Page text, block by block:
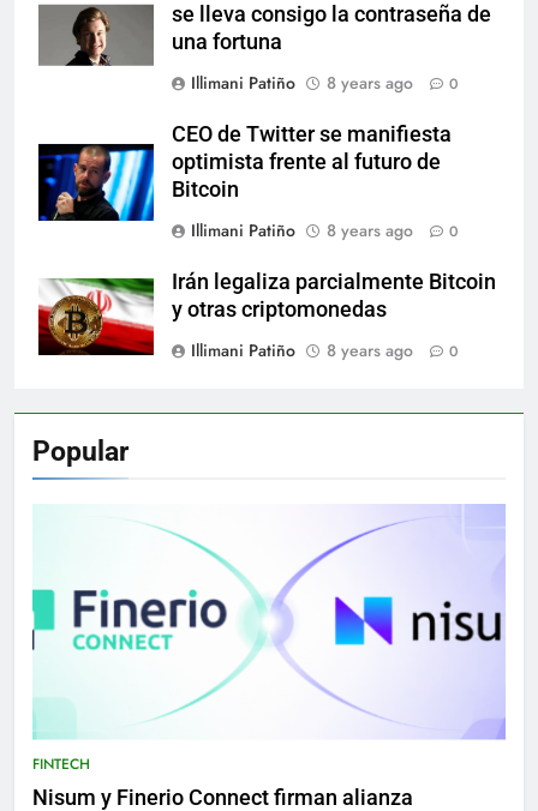
se lleva consigo la contraseña de
una fortuna
Illimani Patiño
8 years ago 0
CEO de Twitter se manifiesta
optimista frente al futuro de
Bitcoin
Illimani Patiño
8 years ago 0
Irán legaliza parcialmente Bitcoin
y otras criptomonedas
Illimani Patiño
8 years ago 0
Popular
FINTECH
Nisum y Finerio Connect firman alianza